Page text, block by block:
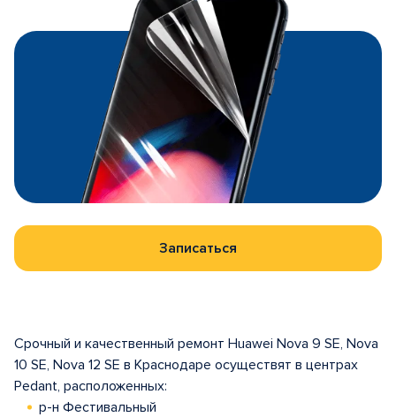
Записаться
Срочный и качественный ремонт Huawei Nova 9 SE, Nova
10 SE, Nova 12 SE в Краснодаре осуществят в центрах
Pedant, расположенных:
р-н Фестивальный